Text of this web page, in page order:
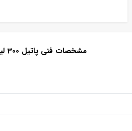
مشخصات فنی پاتیل 300 لیتری